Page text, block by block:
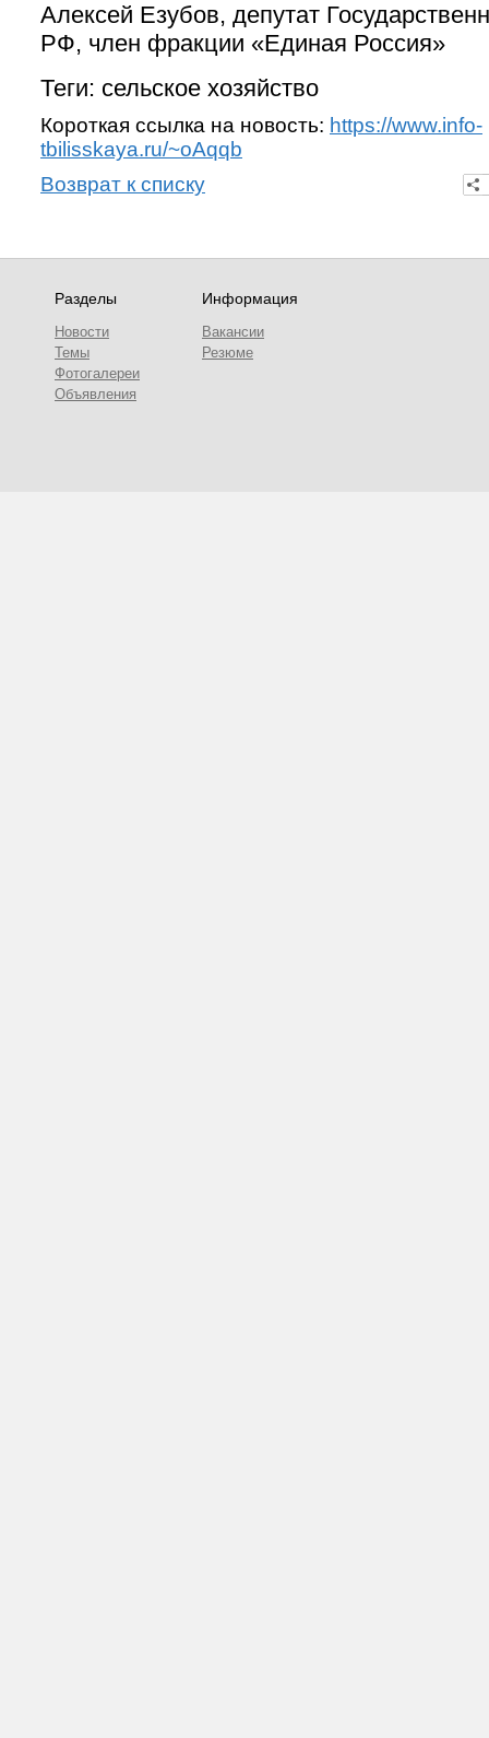
Алексей Езубов, депутат
РФ, член фракции «Единая Россия»
Теги: сельское хозяйство
Короткая ссылка на новость: https://www.info-
tbilisskaya.ru/~oAqqb
Возврат к списку
Разделы
Новости
Темы
Фотогалереи
Объявления
Информация
Вакансии
Резюме